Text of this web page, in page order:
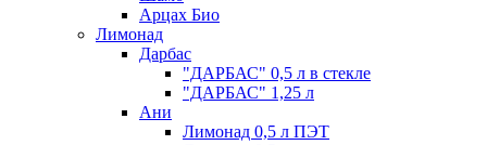
Арцах Био
Лимонад
Дарбас
"ДАРБАС" 0,5 л в стекле
"ДАРБАС" 1,25 л
Ани
Лимонад 0,5 л ПЭТ